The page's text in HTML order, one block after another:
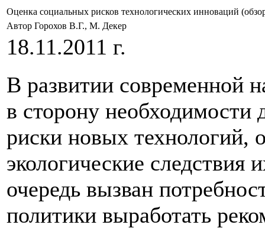
Оценка социальных рисков технологических инноваций
Автор Горохов В.Г., М. Декер
18.11.2011 г.
В развитии современной
в сторону необходимости
риски новых технологий,
экологические следствия
очередь вызван
политики выработать